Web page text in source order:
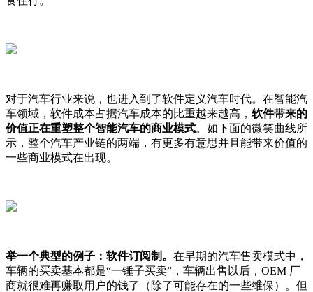
对于汽车行业来说，也进入到了软件定义汽车时代。在智能汽
车领域，软件成本占据汽车成本的比重越来越高， 软件带来的
价值正在重塑整个智能汽车的商业模式。如下面的微笑曲线所
示，整个汽车产业链的两端，有更多有意思并且能带来价值的
一些商业模式在出现。
举一个典型的例子：软件订阅制。 在早期的汽车售卖模式中，
车辆的买卖基本都是“一锤子买卖”，车辆出售以后，OEM 厂
商就很难再赚取用户的钱了（除了可能存在的一些维保）。但